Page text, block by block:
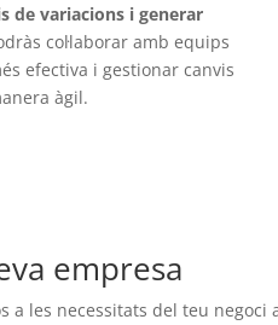
de variacions i generar
col·laborar amb equips
efectiva i gestionar canvis
àgil.
empresa
a les necessitats del teu negoci